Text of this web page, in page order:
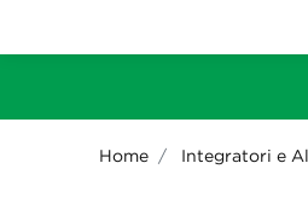
Home Integratori e